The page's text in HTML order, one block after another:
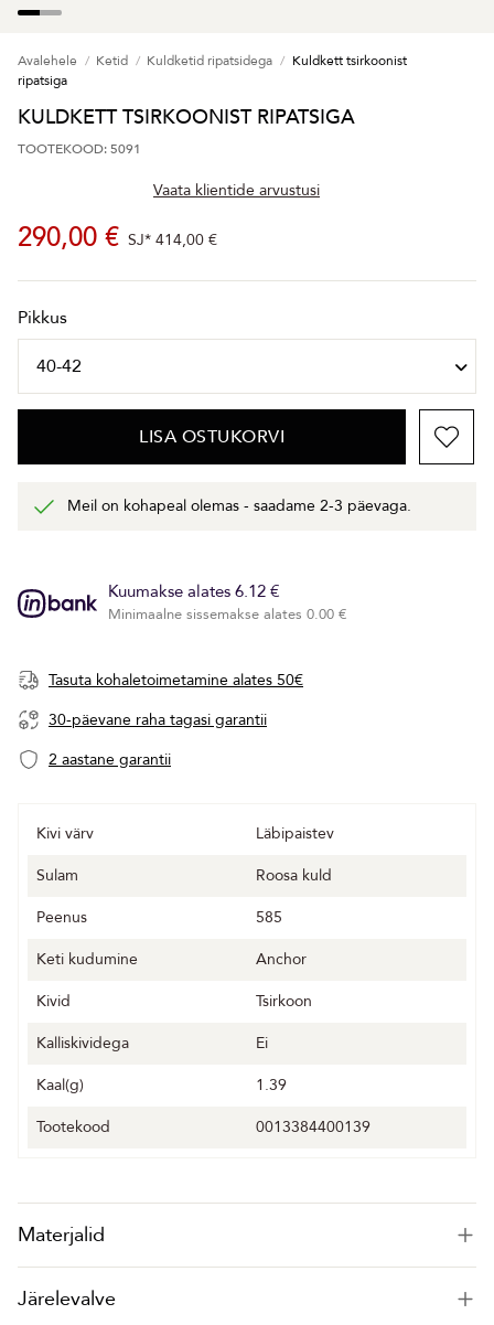
Avalehele Ketid Kuldketid ripatsidega
Kuldkett tsirkoonist
ripatsiga
KULDKETT TSIRKOONIST RIPATSIGA
TOOTEKOOD: 5091
Vaata klientide arvustusi
290,00 € SJ* 414,00 €
Pikkus
LISA OSTUKORVI
Meil on kohapeal olemas - saadame 2-3 päevaga.
Kuumakse alates 6.12 €
Minimaalne sissemakse alates 0.00 €
Tasuta kohaletoimetamine alates 50€
30-päevane raha tagasi garantii
2 aastane garantii
Kivi värv
Läbipaistev
Sulam
Roosa kuld
Peenus
585
Keti kudumine
Anchor
Kivid
Tsirkoon
Kalliskividega
Ei
Kaal(g)
1.39
Tootekood
0013384400139
Materjalid
Järelevalve